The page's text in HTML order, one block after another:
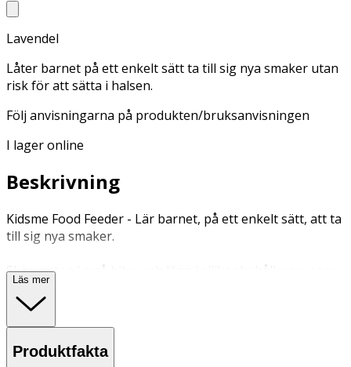
Lavendel
Låter barnet på ett enkelt sätt ta till sig nya smaker utan
risk för att sätta i halsen.
Följ anvisningarna på produkten/bruksanvisningen
I lager online
Beskrivning
Kidsme Food Feeder - Lär barnet, på ett enkelt sätt, att ta
till sig nya smaker.
Skär maten i små bitar och lägg i silikonbehållaren, som
barnet sen kan tugga på helt själv. Frukt, bär och så
småningom vuxen mat. Den stimulerar tuggrörelserna
och motoriken hos barnet med koordinationen mellan
tugga.
Läs mer
Produktfakta